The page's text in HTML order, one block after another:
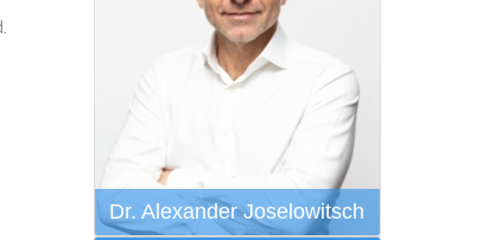
Dr. Alexander Joselowitsch